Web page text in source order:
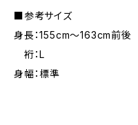
■参考サイズ
身長：155cm～163cm前後
裄：L
身幅：標準